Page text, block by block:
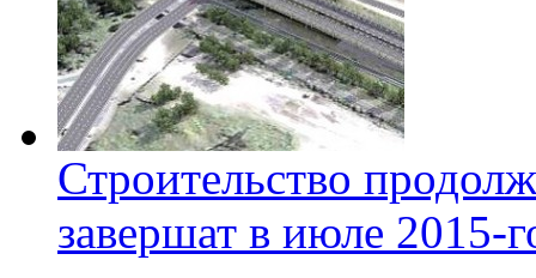
Строительство
завершат в июле 2015-